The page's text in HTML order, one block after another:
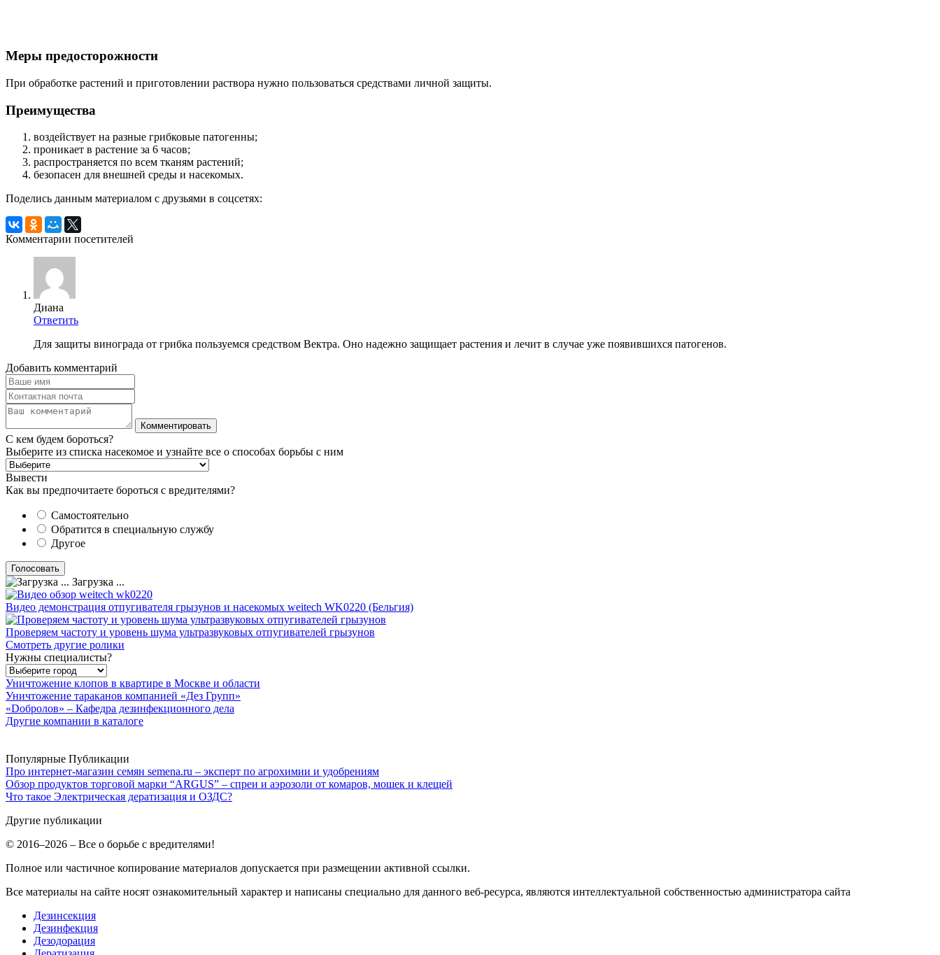
Меры предосторожности
При обработке растений и приготовлении раствора нужно пользоваться средствами личной защиты.
Преимущества
воздействует на разные грибковые патогенны;
проникает в растение за 6 часов;
распространяется по всем тканям растений;
безопасен для внешней среды и насекомых.
Поделись данным материалом с друзьями в соцсетях:
Комментарии посетителей
Диана
Ответить
Для защиты винограда от грибка пользуемся средством Вектра. Оно надежно защищает растения и лечит в случае уже появившихся патогенов.
Добавить комментарий
С кем будем бороться?
Выберите из списка насекомое и узнайте все о способах борьбы с ним
Вывести
Как вы предпочитаете бороться с вредителями?
Самостоятельно
Обратится в специальную службу
Другое
Загрузка ...
Видео демонстрация отпугивателя грызунов и насекомых weitech WK0220 (Бельгия)
Проверяем частоту и уровень шума ультразвуковых отпугивателей грызунов
Смотреть другие ролики
Нужны специалисты?
Уничтожение клопов в квартире в Москве и области
Уничтожение тараканов компанией «Дез Групп»
«Dобролов» – Кафедра дезинфекционного дела
Другие компании в каталоге
Популярные Публикации
Про интернет-магазин семян semena.ru – эксперт по агрохимии и удобрениям
Обзор продуктов торговой марки “ARGUS” – спреи и аэрозоли от комаров, мошек и клещей
Что такое Электрическая дератизация и ОЗДС?
Другие публикации
© 2016–2026 – Все о борьбе с вредителями!
Полное или частичное копирование материалов допускается при размещении активной ссылки.
Все материалы на сайте носят ознакомительный характер и написаны специально для данного веб-ресурса, являются интеллектуальной собственностью администратора сайта
Дезинсекция
Дезинфекция
Дезодорация